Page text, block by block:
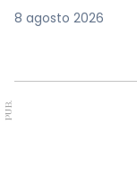
8 agosto 2026
PUB.